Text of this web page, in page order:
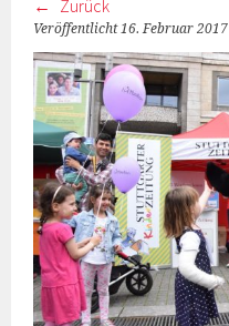
Zurück
Veröffentlicht 16. Februar 2017